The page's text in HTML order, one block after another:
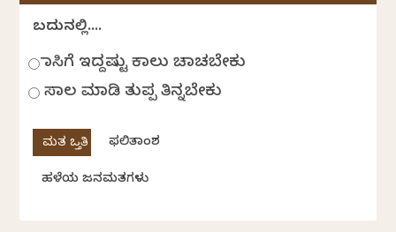
ಬದುಕಿನಲ್ಲಿ....
ಹಾಸಿಗೆ ಇದ್ದಷ್ಟು ಕಾಲು ಚಾಚಬೇಕು
ಸಾಲ ಮಾಡಿ ತುಪ್ಪ ತಿನ್ನಬೇಕು
ಫಲಿತಾಂಶ
ಹಳೆಯ ಜನಮತಗಳು